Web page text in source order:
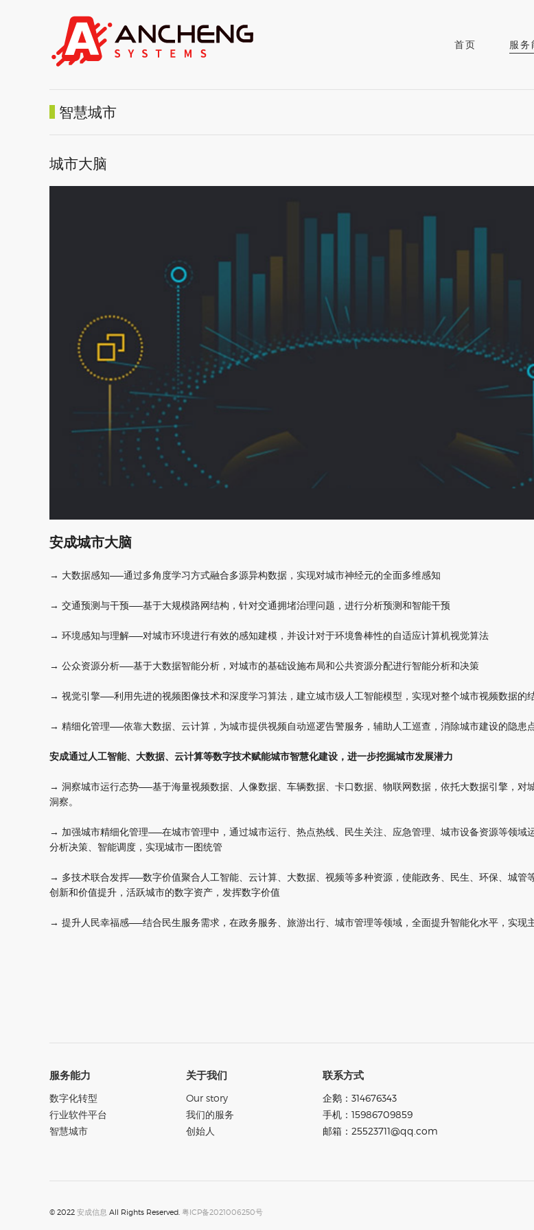
首页 服务
智慧城市
城市大脑
安成城市大脑
→ 大数据感知——通过多角度学习方式融合多源异构数据，实现对城市神经元的全面多维感知
→ 交通预测与干预——基于大规模路网结构，针对交通拥堵治理问题，进行分析预测和智能干预
→ 环境感知与理解——对城市环境进行有效的感知建模，并设计对于环境鲁棒性的自适应计算机视觉算法
→ 公众资源分析——基于大数据智能分析，对城市的基础设施布局和公共资源分配进行智能分析和决策
→ 视觉引擎——利用先进的视频图像技术和深度学习算法，建立城市级人工智能模型，实现对整个城市视频数据的
→ 精细化管理——依靠大数据、云计算，为城市提供视频自动巡逻告警服务，辅助人工巡查，消除城市建设的隐患
安成通过人工智能、大数据、云计算等数字技术赋能城市智慧化建设，进一步挖掘城市发展潜力
→ 洞察城市运行态势——基于海量视频数据、人像数据、车辆数据、卡口数据、物联网数据，依托大数据引擎，对
洞察。
→ 加强城市精细化管理——在城市管理中，通过城市运行、热点热线、民生关注、应急管理、城市设备资源等领域运
分析决策、智能调度，实现城市一图统管
→ 多技术联合发挥——数字价值聚合人工智能、云计算、大数据、视频等多种资源，使能政务、民生、环保、城管
创新和价值提升，活跃城市的数字资产，发挥数字价值
→ 提升人民幸福感——结合民生服务需求，在政务服务、旅游出行、城市管理等领域，全面提升智能化水平，实现
服务能力
数字化转型
行业软件平台
智慧城市
关于我们
Our story
我们的服务
创始人
联系方式
企鹅：314676343
手机：15986709859
© 2022 安成信息 All Rights Reserved. 粤ICP备2021006250号